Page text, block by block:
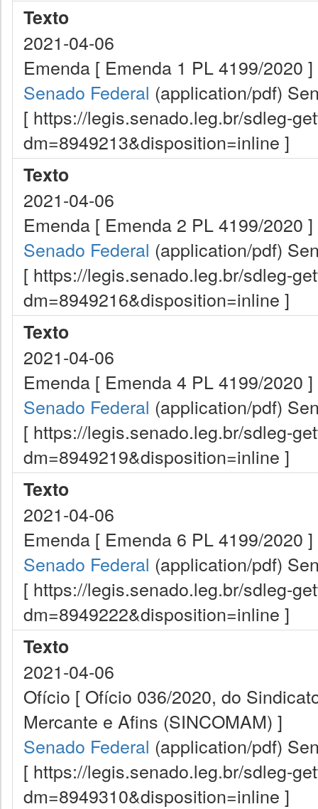
Texto
2021-04-06
Emenda [ Emenda 1 PL 4199/2020 ]
Senado Federal (application/pdf)
[ https://legis.senado.leg.br/sdleg-
dm=8949213&disposition=inline ]
Texto
2021-04-06
Emenda [ Emenda 2 PL 4199/2020 ]
Senado Federal (application/pdf)
[ https://legis.senado.leg.br/sdleg-
dm=8949216&disposition=inline ]
Texto
2021-04-06
Emenda [ Emenda 4 PL 4199/2020 ]
Senado Federal (application/pdf)
[ https://legis.senado.leg.br/sdleg-
dm=8949219&disposition=inline ]
Texto
2021-04-06
Emenda [ Emenda 6 PL 4199/2020 ]
Senado Federal (application/pdf)
[ https://legis.senado.leg.br/sdleg-
dm=8949222&disposition=inline ]
Texto
2021-04-06
Ofício [ Ofício 036/2020, do
Mercante e Afins (SINCOMAM) ]
Senado Federal (application/pdf)
[ https://legis.senado.leg.br/sdleg-
dm=8949310&disposition=inline ]